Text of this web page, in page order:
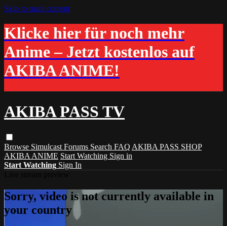
Skip to main content
Klicke hier für noch mehr
Anime – Jetzt kostenlos auf
AKIBA ANIME!
AKIBA PASS TV
Browse Simulcast Forums Search FAQ AKIBA PASS SHOP
AKIBA ANIME Start Watching Sign in
Start Watching Sign In
Sorry, video is not currently available in
your country